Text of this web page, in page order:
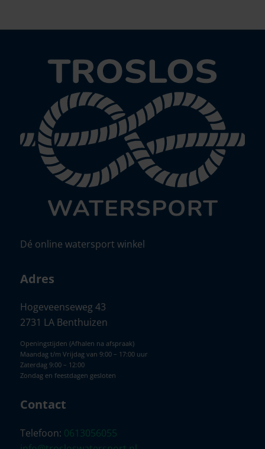
Dé online watersport winkel
Adres
Hogeveenseweg 43
2731 LA Benthuizen
Openingstijden (Afhalen na afspraak)
Maandag t/m Vrijdag van 9:00 – 17:00 uur
Zaterdag 9:00 – 12:00
Zondag en feestdagen gesloten
Contact
Telefoon: 0613056055